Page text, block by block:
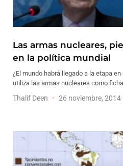
Las armas nucleares,
en la política mundial
¿El mundo habrá llegado a la etapa
utiliza las armas nucleares como
Thalif Deen 26 noviembre, 2014